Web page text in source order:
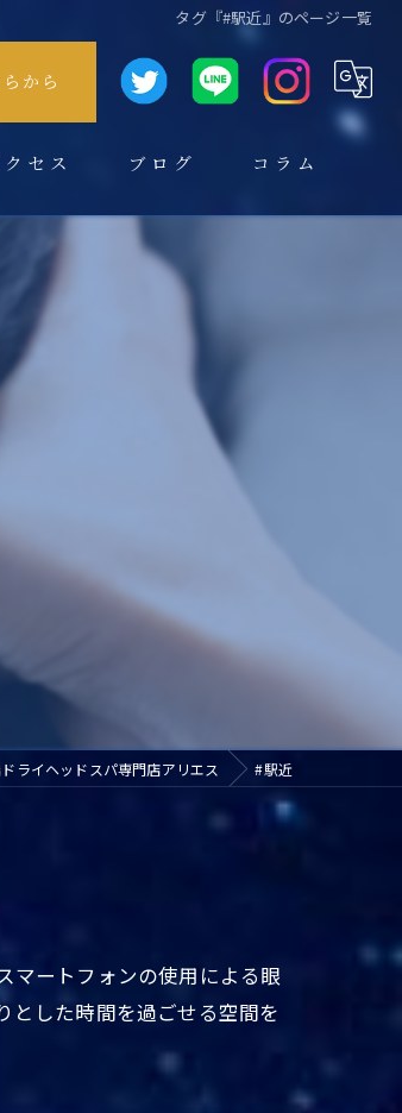
タグ『#駅近』のページ一覧
から
クセス ブログ コラム
ライヘッドスパ専門店アリエス #駅近
マートフォンの使用による眼
とした時間を過ごせる空間を